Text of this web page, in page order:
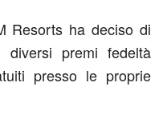
Resorts ha deciso di
premi fedeltà
presso le proprie